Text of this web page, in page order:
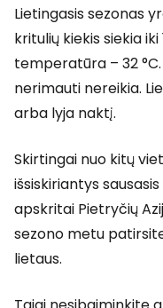
Lietingasis sezonas
kritulių kiekis siekia
temperatūra – 32
nerimauti nereikia.
arba lyja naktį.
Skirtingai nuo kitų
išsiskiriantys
apskritai Pietryčių
sezono metu
lietaus.